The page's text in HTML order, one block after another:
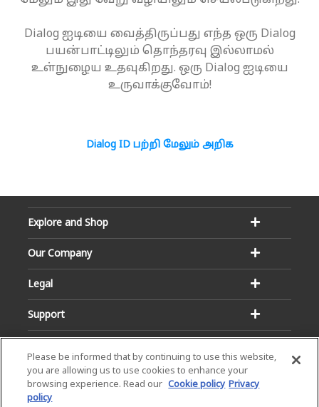
Dialog ஐடியை வைத்திருப்பது எந்த ஒரு Dialog
பயன்பாட்டிலும் தொந்தரவு இல்லாமல்
உள்நுழைய உதவுகிறது. ஒரு Dialog ஐடியை
உருவாக்குவோம்!
Dialog ID பற்றி மேலும் அறிக
Explore and Shop
Our Company
Legal
Support
Please be informed that by continuing to use this website,
you are allowing us to use cookies to enhance your
browsing experience. Read our Cookie policy Privacy
policy